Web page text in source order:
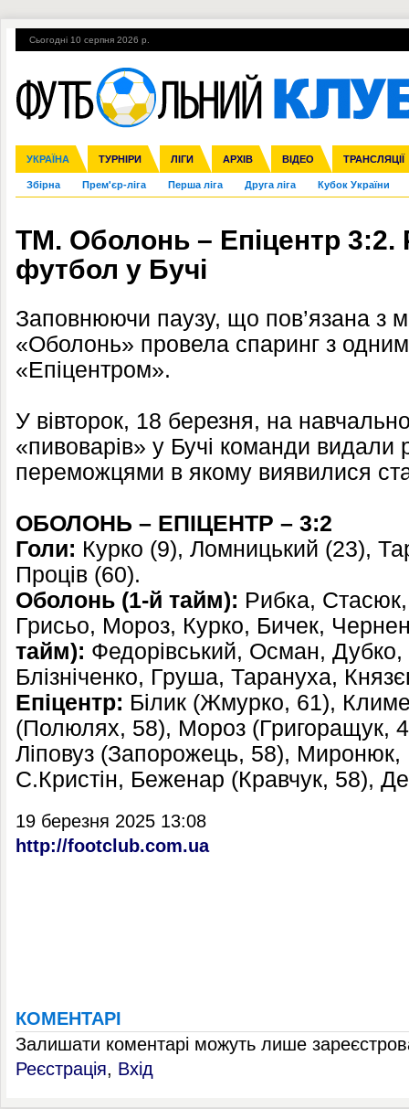
Сьогодні 10 серпня 2026 р.
УКРАЇНА ТУРНІРИ ЛІГИ АРХІВ ВІДЕО ТРАНСЛЯЦІЇ
Збірна Прем'єр-ліга Перша ліга Друга ліга Кубок України
Ліга чемпіонів Ліга Європи Міжнародні Ліга націй Ліга
Англія Іспанія Італія Німеччина Франція Інші
ЧС-2014 ЄВРО-2016 Росія Кубок конфедерацій ЧЄ-2015 (U-
Гарячі теми УПЛ, 2-й тур ВІЙНА УПЛ-ПЕРЕХОДИ
ТМ. Оболонь – Епіцентр 3:2.
футбол у Бучі
Заповнюючи паузу, що пов’язана з
«Оболонь» провела спаринг з одним
«Епіцентром».
У вівторок, 18 березня, на
«пивоварів» у Бучі команди видали
переможцями в якому виявилися
ОБОЛОНЬ – ЕПІЦЕНТР – 3:2
Голи: Курко (9), Ломницький (23),
Проців (60).
Оболонь (1-й тайм): Рибка,
Грисьо, Мороз, Курко, Бичек,
тайм): Федорівський, Осман,
Блізніченко, Груша, Тарануха,
Епіцентр: Білик (Жмурко, 61),
(Полюлях, 58), Мороз (Григоращук,
Ліповуз (Запорожець, 58),
С.Кристін, Беженар (Кравчук, 58),
19 березня 2025 13:08
http://footclub.com.ua
КОМЕНТАРІ
Залишати коментарі можуть лише
Реєстрація, Вхід